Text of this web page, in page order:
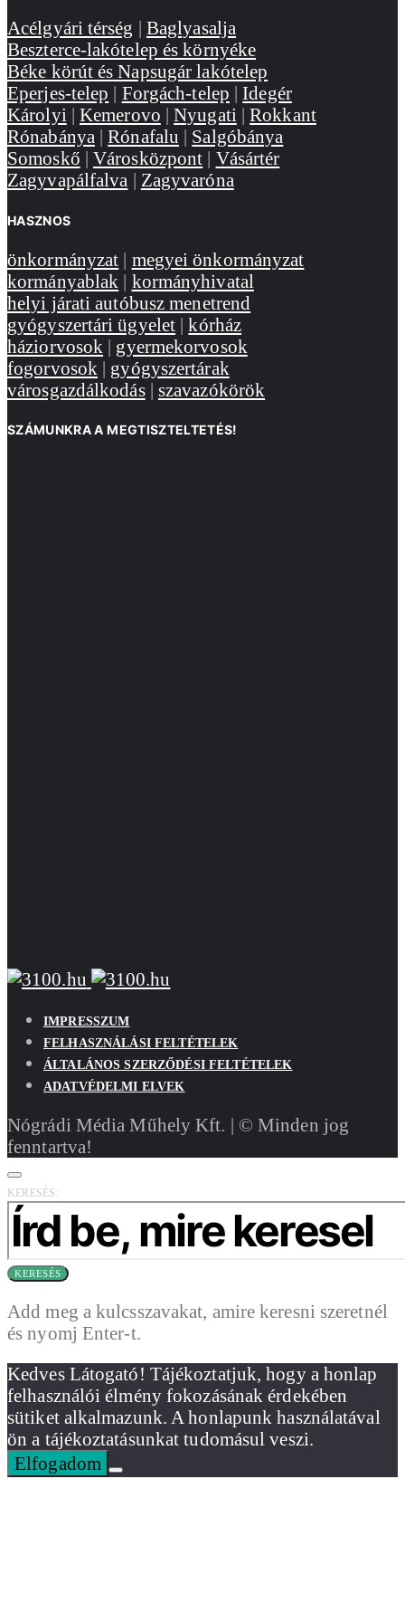
Acélgyári térség | Baglyasalja
Beszterce-lakótelep és környéke
Béke körút és Napsugár lakótelep
Eperjes-telep | Forgách-telep |Idegér
Károlyi |Kemerovo |Nyugati |Rokkant
Rónabánya |Rónafalu | Salgóbánya
Somoskő |Városközpont | Vásártér
Zagyvapálfalva | Zagyvaróna
HASZNOS
önkormányzat | megyei önkormányzat
kormányablak | kormányhivatal
helyi járati autóbusz menetrend
gyógyszertári ügyelet |kórház
háziorvosok | gyermekorvosok
fogorvosok | gyógyszertárak
városgazdálkodás| szavazókörök
SZÁMUNKRA A MEGTISZTELTETÉS!
IMPRESSZUM
FELHASZNÁLÁSI FELTÉTELEK
ÁLTALÁNOS SZERZŐDÉSI FELTÉTELEK
ADATVÉDELMI ELVEK
Nógrádi Média Műhely Kft. | © Minden jog
fenntartva!
KERESÉS:
KERESÉS
Add meg a kulcsszavakat, amire keresni szeretnél
és nyomj Enter-t.
Kedves Látogató! Tájékoztatjuk, hogy a honlap
felhasználói élmény fokozásának érdekében
sütiket alkalmazunk. A honlapunk használatával
ön a tájékoztatásunkat tudomásul veszi.
Elfogadom